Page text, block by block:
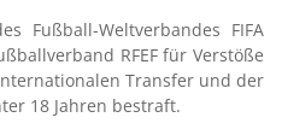
Fußball-Weltverbandes FIFA
RFEF für Verstöße
Transfer und der
18 Jahren bestraft.